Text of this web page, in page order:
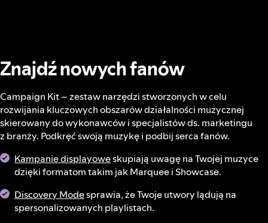
Znajdź nowych fanów
Campaign Kit – zestaw narzędzi stworzonych w celu
rozwijania kluczowych obszarów działalności muzycznej
skierowany do wykonawców i specjalistów ds. marketingu
z branży. Podkręć swoją muzykę i podbij serca fanów.
Kampanie displayoweskupiają uwagę na Twojej muzyce
dzięki formatom takim jak Marquee i Showcase.
Discovery Modesprawia, że Twoje utwory lądują na
spersonalizowanych playlistach.